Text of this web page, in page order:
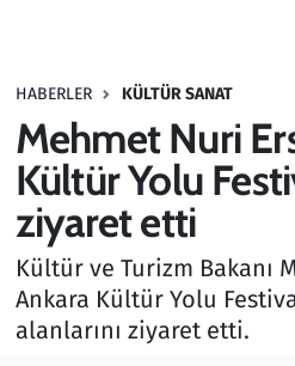
HABERLER KÜLTÜR SANAT
Mehmet Nuri
Kültür Yolu
ziyaret etti
Kültür ve Turizm Bakanı
Ankara Kültür Yolu
alanlarını ziyaret etti.
Haber
Kültür Sanat
Kurumsal Haberler
Lezzet Durağı
Memur ve Kamu